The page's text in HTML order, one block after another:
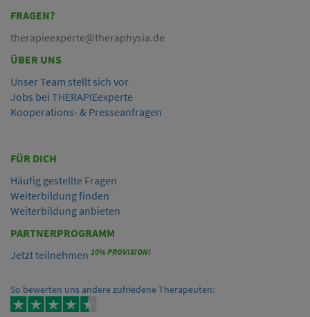
FRAGEN?
therapieexperte@theraphysia.de
ÜBER UNS
Unser Team stellt sich vor
Jobs bei THERAPIEexperte
Kooperations- & Presseanfragen
FÜR DICH
Häufig gestellte Fragen
Weiterbildung finden
Weiterbildung anbieten
PARTNERPROGRAMM
Jetzt teilnehmen 10% PROVISION!
So bewerten uns andere zufriedene Therapeuten: